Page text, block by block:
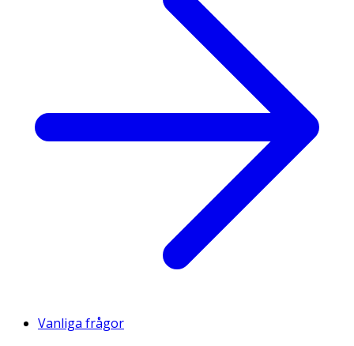
Vanliga frågor